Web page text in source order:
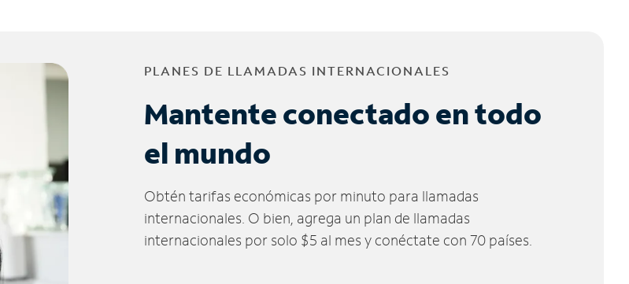
PLANES DE LLAMADAS INTERNACIONALES
Mantente conectado en todo
el mundo
Obtén tarifas económicas por minuto para llamadas
internacionales. O bien, agrega un plan de llamadas
internacionales por solo $5 al mes y conéctate con 70 países.